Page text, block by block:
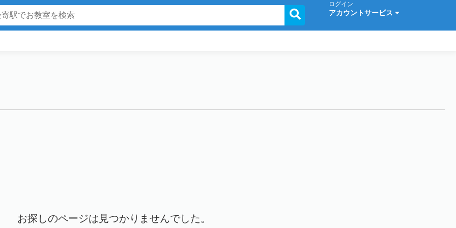
ログイン
アカウントサービス
お探しのページは見つかりませんでした。